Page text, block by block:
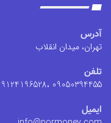
آدرس
تهران، میدان انقلاب
تلفن
09050394455 ،09124196528 (24/7 پشتیبانی)
ایمیل